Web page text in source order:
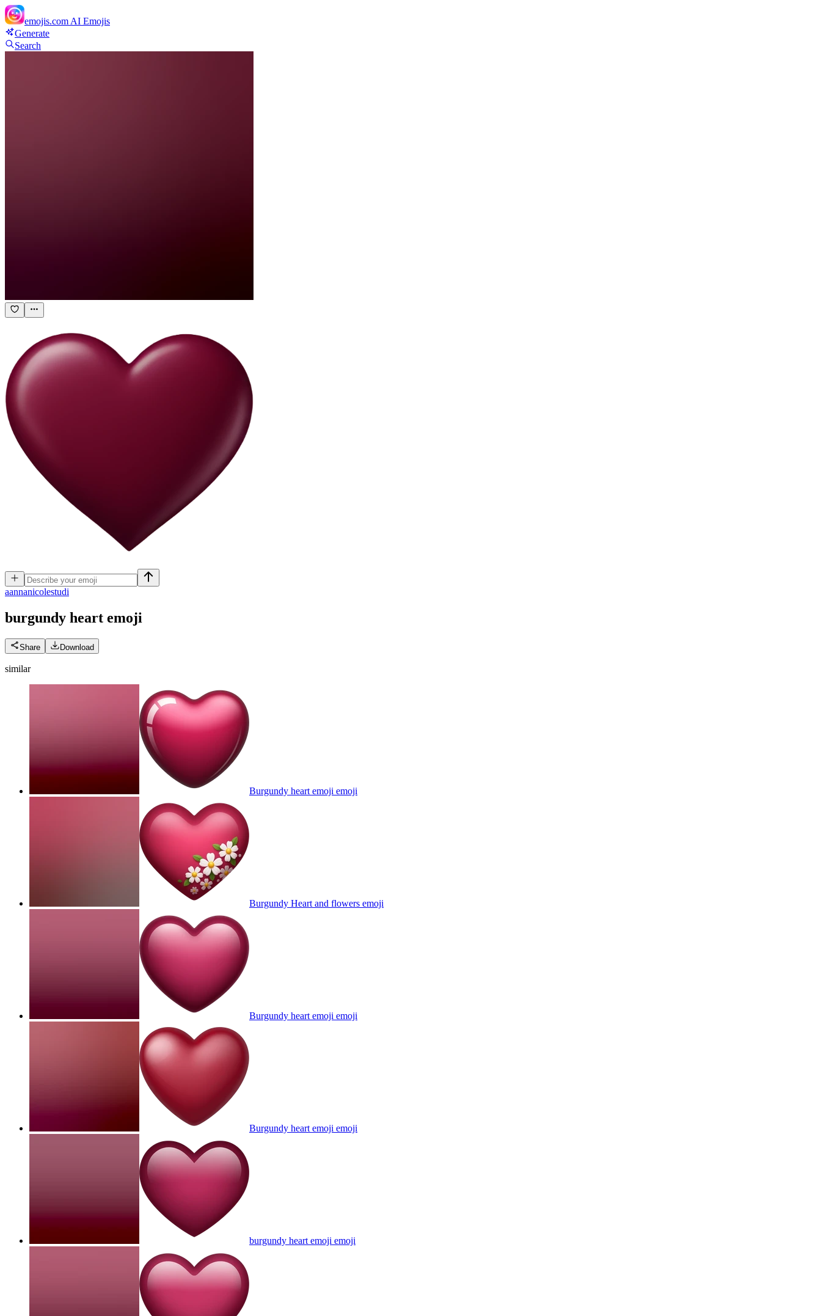
emojis.com AI Emojis
Generate
Search
aannanicolestudi
burgundy heart emoji
Share Download
similar
Burgundy heart emoji emoji
Burgundy Heart and flowers emoji
Burgundy heart emoji emoji
Burgundy heart emoji emoji
burgundy heart emoji emoji